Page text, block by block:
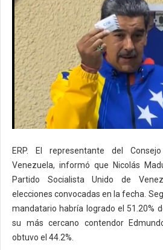
ERP. El representante del
Venezuela, informó que Nicolás
Partido Socialista Unido de
elecciones convocadas en la fecha.
mandatario habría logrado el 51.20%
su más cercano contendor
obtuvo el 44.2%.